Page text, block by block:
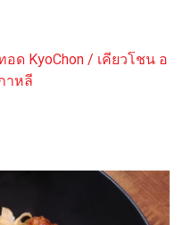
ด KyoChon / เคียวโชน อ
าหลี